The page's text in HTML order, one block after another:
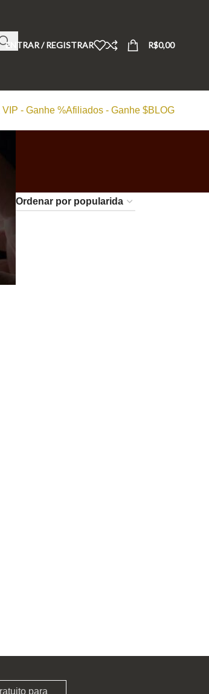
ENTRAR / REGISTRAR R$0,00
VIP - Ganhe %Afiliados - Ganhe $BLOG
para